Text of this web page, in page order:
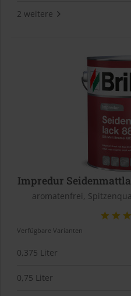
2 weitere
Impredur
aromatenfrei,
Verfügbare Varianten
0,375 Liter
0,75 Liter